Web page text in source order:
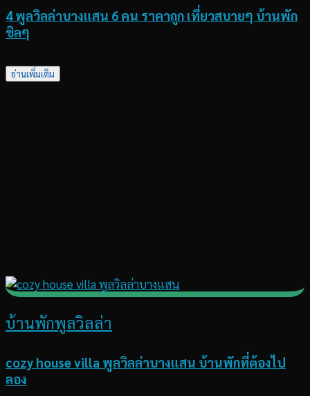
4 พูลวิลล่าบางแสน 6 คน ราคาถูก เที่ยวสบายๆ บ้านพัก
ชิลๆ
อ่านเพิ่มเติม
บ้านพักพูลวิลล่า
cozy house villa พูลวิลล่าบางแสน บ้านพักที่ต้องไป
ลอง